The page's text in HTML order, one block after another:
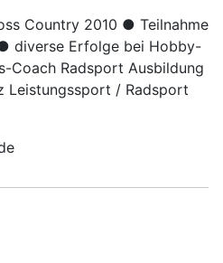
Country 2010 ● Teilnahme
diverse Erfolge bei Hobby-
Coach Radsport Ausbildung
Leistungssport / Radsport